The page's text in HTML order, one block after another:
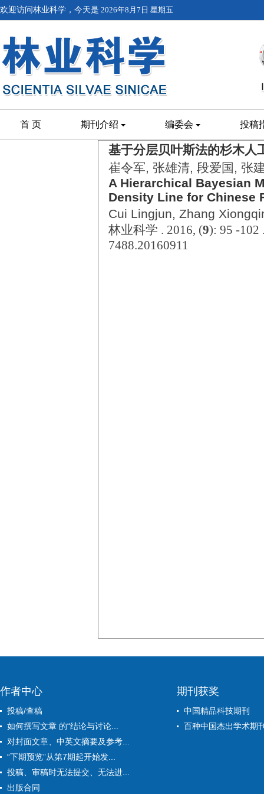
欢迎访问林业科学，今天是 2026年8月7日 星期五
首 页 期刊介绍 编委会 投稿
基于分层贝叶斯法的杉木人
崔令军, 张雄清, 段爱国, 张
A Hierarchical Bayesian
Density Line for Chinese
Cui Lingjun, Zhang
林业科学 . 2016, (9): 95 -102
7488.20160911
作者中心
投稿/查稿
如何撰写文章 的“结论与讨论...
对封面文章、中英文摘要及参考...
“下期预览”从第7期起开始发...
投稿、审稿时无法提交、无法进...
出版合同
期刊获奖
中国精品科技期刊
百种中国杰出学术期